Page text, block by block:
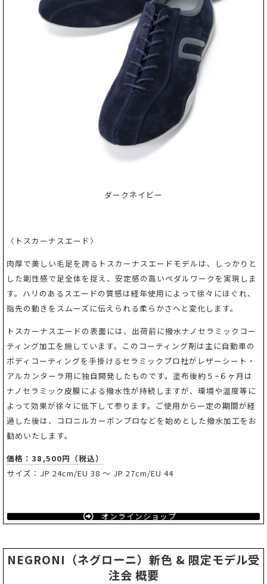
ダークネイビー
〈トスカーナスエード〉
肉厚で美しい毛足を誇るトスカーナスエードモデルは、しっかりと
した剛性感で足全体を捉え、安定感の高いペダルワークを実現しま
す。ハリのあるスエードの質感は経年使用によって徐々にほぐれ、
指先の動きをスムーズに伝えられる柔らかさへと変化します。
トスカーナスエードの表面には、出荷前に撥水ナノセラミックコー
ティング加工を施しています。このコーティング剤は主に自動車の
ボディコーティングを手掛けるセラミックプロ社がレザーシート・
アルカンターラ用に独自開発したものです。塗布後約５−６ヶ月は
ナノセラミック皮膜による撥水性が持続しますが、環境や温度等に
よって効果が徐々に低下して参ります。ご使用から一定の期間が経
過した後は、コロニルカーボンプロなどを始めとした撥水加工をお
勧めいたします。
価格：38,500円（税込）
サイズ：JP 24cm/EU 38 ～ JP 27cm/EU 44
オンラインショップ
NEGRONI（ネグローニ）新色 & 限定モデル受
注会 概要